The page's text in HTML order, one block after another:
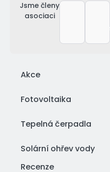
Jsme členy
asociaci
Akce
Fotovoltaika
Tepelná čerpadla
Solární ohřev vody
Recenze